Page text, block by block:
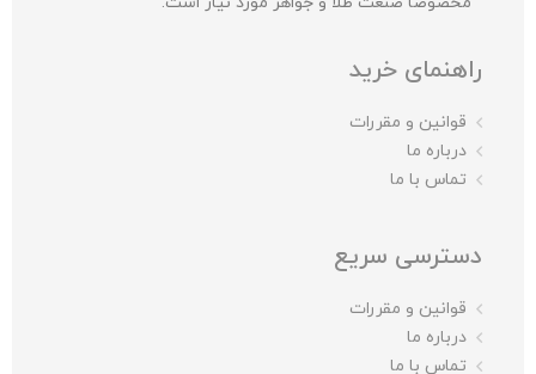
راهنمای خرید
قوانین و مقررات
درباره ما
تماس با ما
دسترسی سریع
قوانین و مقررات
درباره ما
تماس با ما